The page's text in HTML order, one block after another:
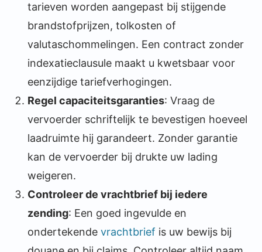
tarieven worden aangepast bij stijgende
brandstofprijzen, tolkosten of
valutaschommelingen. Een contract zonder
indexatieclausule maakt u kwetsbaar voor
eenzijdige tariefverhogingen.
Regel capaciteitsgaranties: Vraag de
vervoerder schriftelijk te bevestigen hoeveel
laadruimte hij garandeert. Zonder garantie
kan de vervoerder bij drukte uw lading
weigeren.
Controleer de vrachtbrief bij iedere
zending: Een goed ingevulde en
ondertekende vrachtbrief is uw bewijs bij